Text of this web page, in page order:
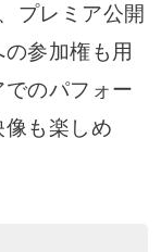
プレミア公開
参加権も用
のパフォー
も楽しめ